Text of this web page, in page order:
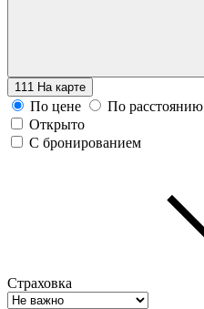
111 На карте
По цене
По расстоянию
Открыто
С бронированием
Страховка